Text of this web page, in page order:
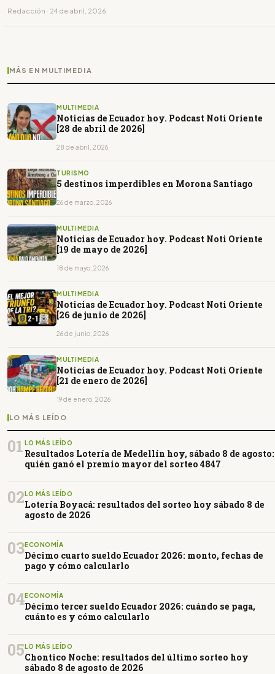
Redacción · 24 de abril, 2026
MÁS EN MULTIMEDIA
MULTIMEDIA
Noticias de Ecuador hoy. Podcast Noti Oriente
[28 de abril de 2026]
28 de abril, 2026
TURISMO
5 destinos imperdibles en Morona Santiago
26 de marzo, 2026
MULTIMEDIA
Noticias de Ecuador hoy. Podcast Noti Oriente
[19 de mayo de 2026]
18 de mayo, 2026
MULTIMEDIA
Noticias de Ecuador hoy. Podcast Noti Oriente
[26 de junio de 2026]
26 de junio, 2026
MULTIMEDIA
Noticias de Ecuador hoy. Podcast Noti Oriente
[21 de enero de 2026]
19 de enero, 2026
LO MÁS LEÍDO
01 LO MÁS LEÍDO
Resultados Lotería de Medellín hoy, sábado 8 de agosto:
quién ganó el premio mayor del sorteo 4847
02LO MÁS LEÍDO
Lotería Boyacá: resultados del sorteo hoy sábado 8 de
agosto de 2026
03ECONOMÍA
Décimo cuarto sueldo Ecuador 2026: monto, fechas de
pago y cómo calcularlo
04ECONOMÍA
Décimo tercer sueldo Ecuador 2026: cuándo se paga,
cuánto es y cómo calcularlo
05LO MÁS LEÍDO
Chontico Noche: resultados del último sorteo hoy
sábado 8 de agosto de 2026